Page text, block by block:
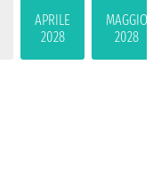
APRILE
2028
MAGGIO
2028